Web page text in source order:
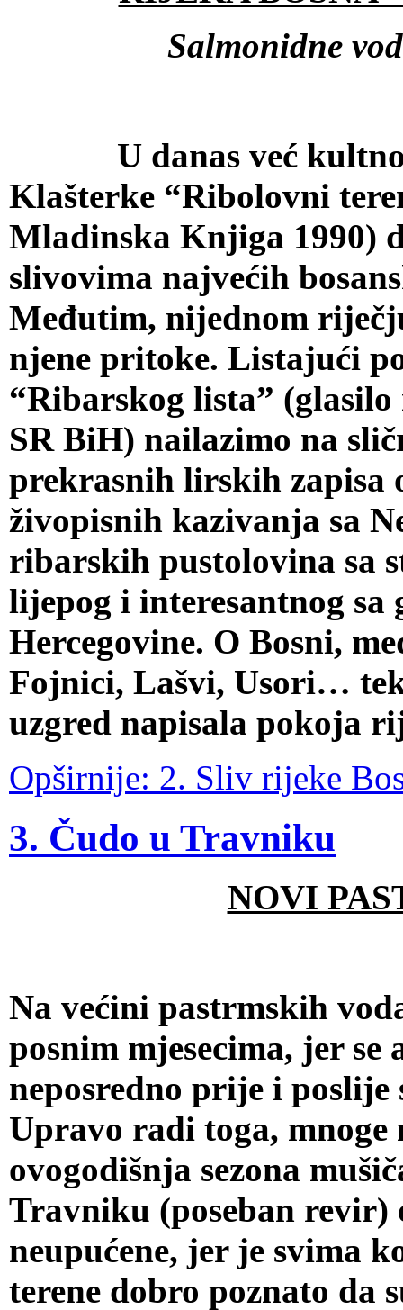
Salmonidne
U danas već kultnoj
Klašterke “Ribolovni
Mladinska Knjiga 1990)
slivovima najvećih
Međutim, nijednom
njene pritoke. Listajući
“Ribarskog lista” (glasilo
SR BiH) nailazimo na
prekrasnih lirskih zapisa
živopisnih kazivanja sa
ribarskih pustolovina sa
lijepog i interesantnog
Hercegovine. O Bosni,
Fojnici, Lašvi, Usori… tek
uzgred napisala pokoja
Opširnije: 2. Sliv rijeke
3. Čudo u Travniku
NOVI
Na većini pastrmskih
posnim mjesecima, jer
neposredno prije i
Upravo radi toga, mnoge
ovogodišnja sezona
Travniku (poseban revir)
neupućene, jer je svima
terene dobro poznato da